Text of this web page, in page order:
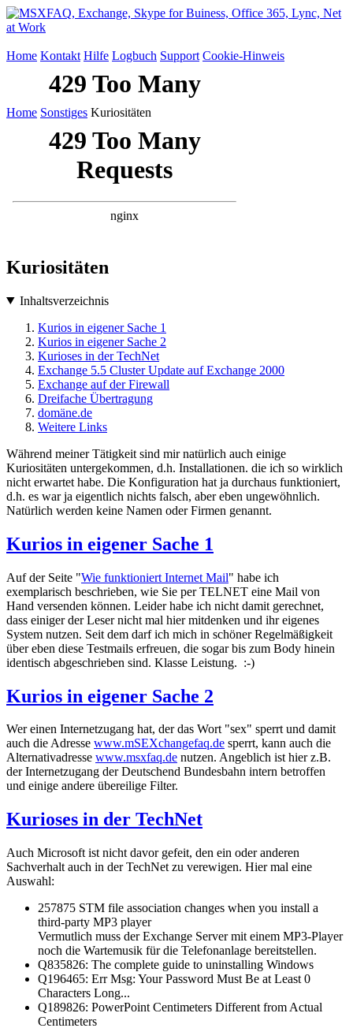
Home Kontakt Hilfe Logbuch Support Cookie-Hinweis
Home Sonstiges Kuriositäten
Kuriositäten
Inhaltsverzeichnis
Kurios in eigener Sache 1
Kurios in eigener Sache 2
Kurioses in der TechNet
Exchange 5.5 Cluster Update auf Exchange 2000
Exchange auf der Firewall
Dreifache Übertragung
domäne.de
Weitere Links
Während meiner Tätigkeit sind mir natürlich auch einige
Kuriositäten untergekommen, d.h. Installationen. die ich so wirklich
nicht erwartet habe. Die Konfiguration hat ja durchaus funktioniert,
d.h. es war ja eigentlich nichts falsch, aber eben ungewöhnlich.
Natürlich werden keine Namen oder Firmen genannt.
Kurios in eigener Sache 1
Auf der Seite "Wie funktioniert Internet Mail" habe ich
exemplarisch beschrieben, wie Sie per TELNET eine Mail von
Hand versenden können. Leider habe ich nicht damit gerechnet,
dass einiger der Leser nicht mal hier mitdenken und ihr eigenes
System nutzen. Seit dem darf ich mich in schöner Regelmäßigkeit
über eben diese Testmails erfreuen, die sogar bis zum Body hinein
identisch abgeschrieben sind. Klasse Leistung. :-)
Kurios in eigener Sache 2
Wer einen Internetzugang hat, der das Wort "sex" sperrt und damit
auch die Adresse www.mSEXchangefaq.de sperrt, kann auch die
Alternativadresse www.msxfaq.de nutzen. Angeblich ist hier z.B.
der Internetzugang der Deutschend Bundesbahn intern betroffen
und einige andere übereilige Filter.
Kurioses in der TechNet
Auch Microsoft ist nicht davor gefeit, den ein oder anderen
Sachverhalt auch in der TechNet zu verewigen. Hier mal eine
Auswahl:
257875 STM file association changes when you install a
third-party MP3 player
Vermutlich muss der Exchange Server mit einem MP3-Player
noch die Wartemusik für die Telefonanlage bereitstellen.
Q835826: The complete guide to uninstalling Windows
Q196465: Err Msg: Your Password Must Be at Least 0
Characters Long...
Q189826: PowerPoint Centimeters Different from Actual
Centimeters